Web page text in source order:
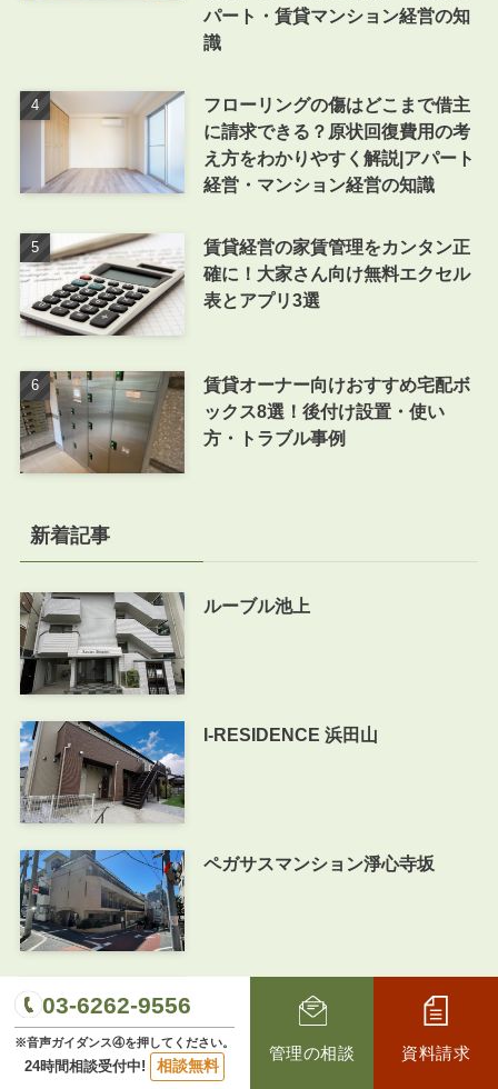
パート・賃貸マンション経営の知
識
フローリングの傷はどこまで借主
に請求できる？原状回復費用の考
え方をわかりやすく解説|アパート
経営・マンション経営の知識
賃貸経営の家賃管理をカンタン正
確に！大家さん向け無料エクセル
表とアプリ3選
賃貸オーナー向けおすすめ宅配ボ
ックス8選！後付け設置・使い
方・トラブル事例
新着記事
ルーブル池上
I-RESIDENCE 浜田山
ペガサスマンション淨心寺坂
グリシーナ駒場
03-6262-9556
※音声ガイダンス④を押してください。
24時間相談受付中! 相談無料
管理の相談 資料請求